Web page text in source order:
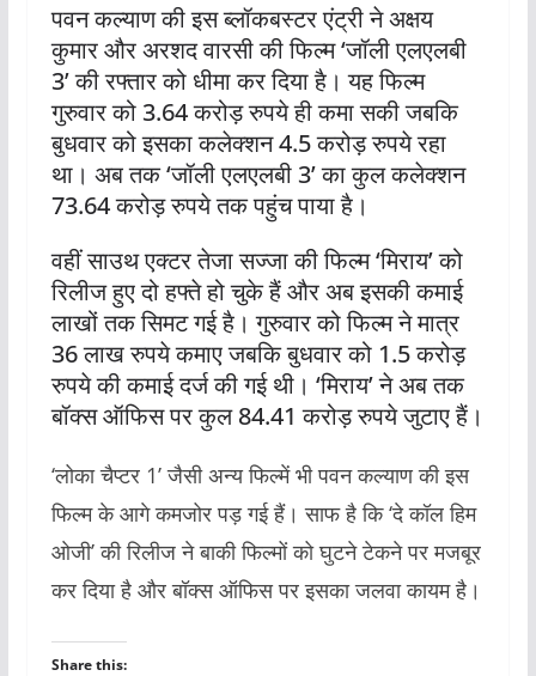
पवन कल्याण की इस ब्लॉकबस्टर एंट्री ने अक्षय
कुमार और अरशद वारसी की फिल्म ‘जॉली एलएलबी
3’ की रफ्तार को धीमा कर दिया है। यह फिल्म
गुरुवार को 3.64 करोड़ रुपये ही कमा सकी जबकि
बुधवार को इसका कलेक्शन 4.5 करोड़ रुपये रहा
था। अब तक ‘जॉली एलएलबी 3’ का कुल कलेक्शन
73.64 करोड़ रुपये तक पहुंच पाया है।
वहीं साउथ एक्टर तेजा सज्जा की फिल्म ‘मिराय’ को
रिलीज हुए दो हफ्ते हो चुके हैं और अब इसकी कमाई
लाखों तक सिमट गई है। गुरुवार को फिल्म ने मात्र
36 लाख रुपये कमाए जबकि बुधवार को 1.5 करोड़
रुपये की कमाई दर्ज की गई थी। ‘मिराय’ ने अब तक
बॉक्स ऑफिस पर कुल 84.41 करोड़ रुपये जुटाए हैं।
‘लोका चैप्टर 1’ जैसी अन्य फिल्में भी पवन कल्याण की इस
फिल्म के आगे कमजोर पड़ गई हैं। साफ है कि ‘दे कॉल हिम
ओजी’ की रिलीज ने बाकी फिल्मों को घुटने टेकने पर मजबूर
कर दिया है और बॉक्स ऑफिस पर इसका जलवा कायम है।
Share this: